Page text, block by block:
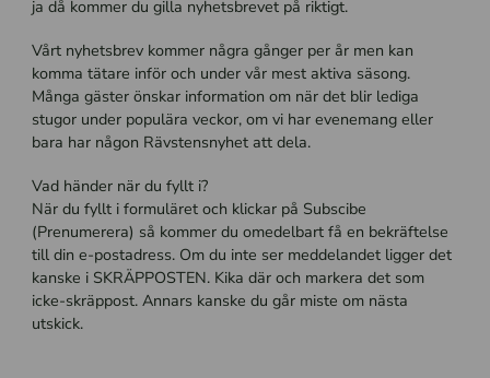
ja då kommer du gilla nyhetsbrevet på riktigt.
Vårt nyhetsbrev kommer några gånger per år men kan
komma tätare inför och under vår mest aktiva säsong.
Många gäster önskar information om när det blir lediga
stugor under populära veckor, om vi har evenemang eller
bara har någon Rävstensnyhet att dela.
Vad händer när du fyllt i?
När du fyllt i formuläret och klickar på Subscibe
(Prenumerera) så kommer du omedelbart få en bekräftelse
till din e-postadress. Om du inte ser meddelandet ligger det
kanske i SKRÄPPOSTEN. Kika där och markera det som
icke-skräppost. Annars kanske du går miste om nästa
utskick.